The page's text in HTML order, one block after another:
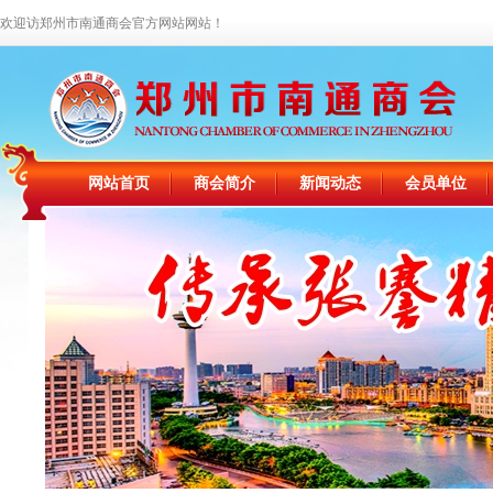
欢迎访郑州市南通商会官方网站网站！
网站首页 商会简介 新闻动态 会员单位